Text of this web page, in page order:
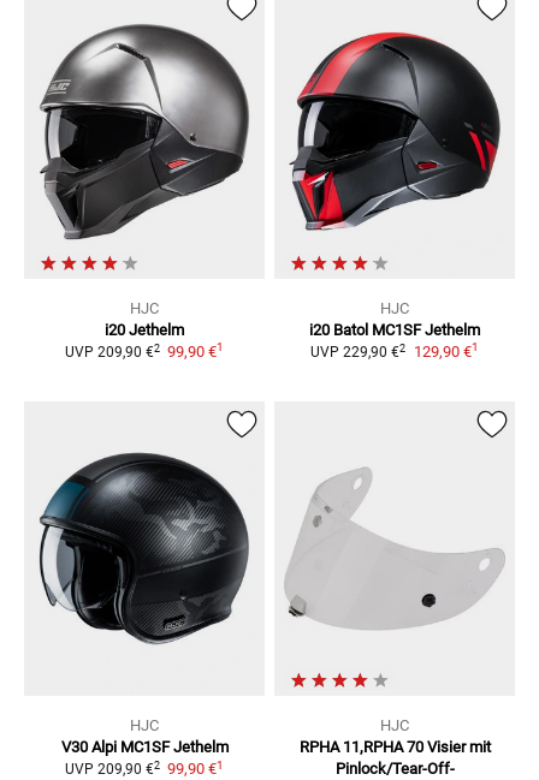
HJC
i20 Jethelm
UVP 209,90 €2 99,90 €1
HJC
i20 Batol MC1SF Jethelm
UVP 229,90 €2 129,90 €1
HJC
V30 Alpi MC1SF Jethelm
UVP 209,90 €2 99,90 €1
HJC
RPHA 11,RPHA 70 Visier mit
Pinlock/Tear-Off-